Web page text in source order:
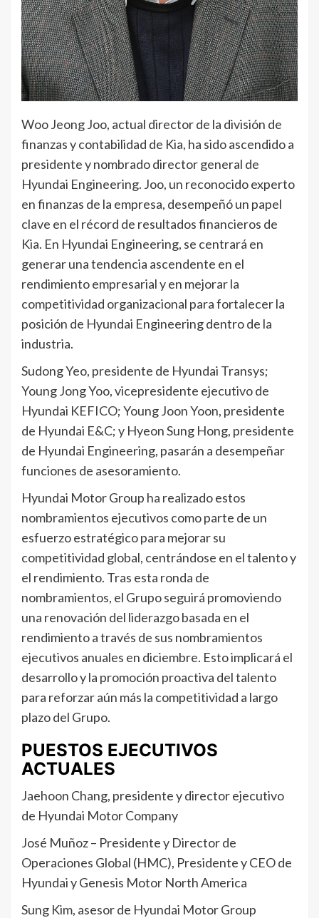
Woo Jeong Joo, actual director de la división de
finanzas y contabilidad de Kia, ha sido ascendido a
presidente y nombrado director general de
Hyundai Engineering. Joo, un reconocido experto
en finanzas de la empresa, desempeñó un papel
clave en el récord de resultados financieros de
Kia. En Hyundai Engineering, se centrará en
generar una tendencia ascendente en el
rendimiento empresarial y en mejorar la
competitividad organizacional para fortalecer la
posición de Hyundai Engineering dentro de la
industria.
Sudong Yeo, presidente de Hyundai Transys;
Young Jong Yoo, vicepresidente ejecutivo de
Hyundai KEFICO; Young Joon Yoon, presidente
de Hyundai E&C; y Hyeon Sung Hong, presidente
de Hyundai Engineering, pasarán a desempeñar
funciones de asesoramiento.
Hyundai Motor Group ha realizado estos
nombramientos ejecutivos como parte de un
esfuerzo estratégico para mejorar su
competitividad global, centrándose en el talento y
el rendimiento. Tras esta ronda de
nombramientos, el Grupo seguirá promoviendo
una renovación del liderazgo basada en el
rendimiento a través de sus nombramientos
ejecutivos anuales en diciembre. Esto implicará el
desarrollo y la promoción proactiva del talento
para reforzar aún más la competitividad a largo
plazo del Grupo.
PUESTOS EJECUTIVOS
ACTUALES
Jaehoon Chang, presidente y director ejecutivo
de Hyundai Motor Company
José Muñoz – Presidente y Director de
Operaciones Global (HMC), Presidente y CEO de
Hyundai y Genesis Motor North America
Sung Kim, asesor de Hyundai Motor Group